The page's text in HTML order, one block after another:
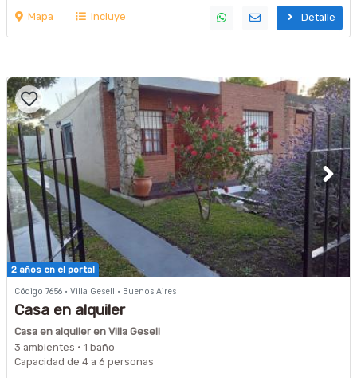
Mapa Incluye Detalle
2 años en el portal
Código 7656 · Villa Gesell · Buenos Aires
Casa en alquiler
Casa en alquiler en Villa Gesell
3 ambientes · 1 baño
Capacidad de 4 a 6 personas